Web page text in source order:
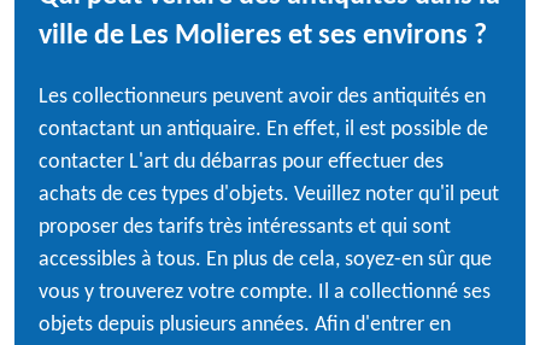
ville de Les Molieres et ses environs ?
Les collectionneurs peuvent avoir des antiquités en
contactant un antiquaire. En effet, il est possible de
contacter L'art du débarras pour effectuer des
achats de ces types d'objets. Veuillez noter qu'il peut
proposer des tarifs très intéressants et qui sont
accessibles à tous. En plus de cela, soyez-en sûr que
vous y trouverez votre compte. Il a collectionné ses
objets depuis plusieurs années. Afin d'entrer en